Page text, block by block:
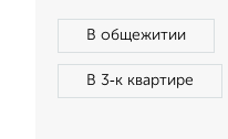
В общежитии
В 3‑к квартире